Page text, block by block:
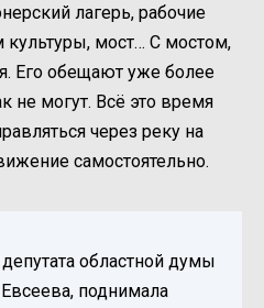
лагерь, рабочие
мост… С мостом,
Его обещают уже более
не могут. Всё это время
через реку на
самостоятельно.
областной думы
поднимала